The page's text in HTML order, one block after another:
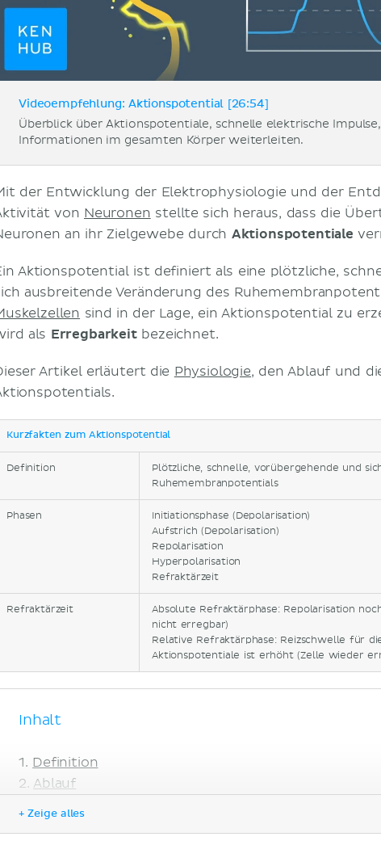
Videoempfehlung: Aktionspotential [26:54]
Überblick über Aktionspotentiale, schnelle elektrische
Informationen im gesamten Körper weiterleiten.
der Entwicklung der Elektrophysiologie und der
von Neuronen stellte sich heraus, dass die
an ihr Zielgewebe durch Aktionspotentiale
Aktionspotential ist definiert als eine plötzliche,
ausbreitende Veränderung des
sind in der Lage, ein Aktionspotential zu
als Erregbarkeitbezeichnet.
Artikel erläutert die Physiologie, den Ablauf und
Kurzfakten zum Aktionspotential
Definition
Plötzliche, schnelle, vorübergehende und
Ruhemembranpotentials
Phasen
Initiationsphase (Depolarisation)
Aufstrich (Depolarisation)
Repolarisation
Hyperpolarisation
Refraktärzeit
Refraktärzeit
Absolute Refraktärphase: Repolarisation
nicht erregbar)
Relative Refraktärphase: Reizschwelle für
Aktionspotentiale ist erhöht (Zelle wieder
Inhalt
Definition
Ablauf
+ Zeige alles